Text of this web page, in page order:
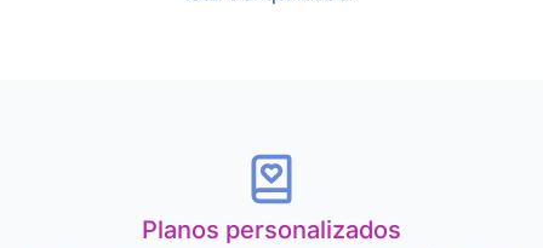
Planos personalizados